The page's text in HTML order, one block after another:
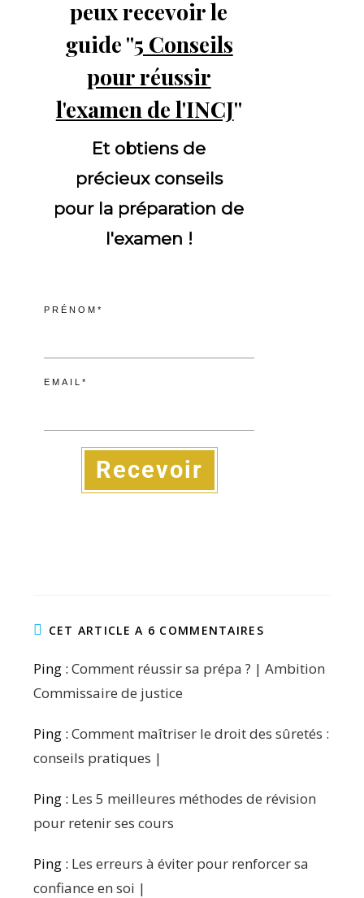
peux recevoir le
guide "5 Conseils
pour réussir
l'examen de l'INCJ"
Et obtiens de
précieux conseils
pour la préparation de
l'examen !
PRÉNOM*
EMAIL*
Recevoir
CET ARTICLE A 6 COMMENTAIRES
Ping :Comment réussir sa prépa ? | Ambition
Commissaire de justice
Ping :Comment maîtriser le droit des sûretés :
conseils pratiques |
Ping : Les 5 meilleures méthodes de révision
pour retenir ses cours
Ping : Les erreurs à éviter pour renforcer sa
confiance en soi |